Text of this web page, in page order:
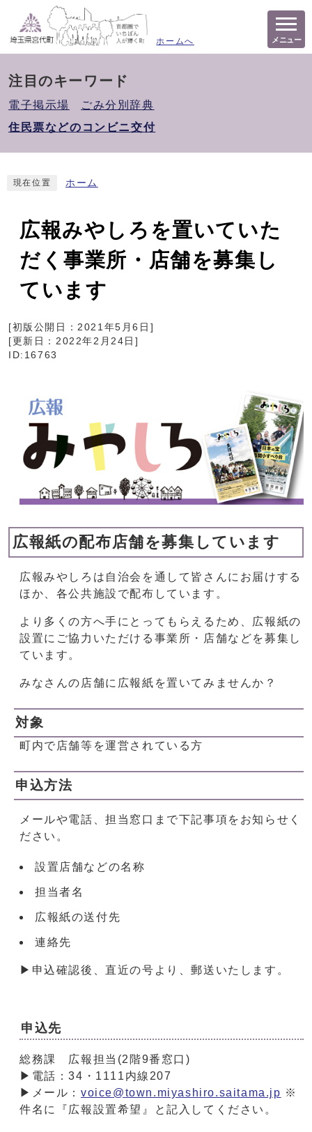
ホームへ メニュー
注目のキーワード
電子掲示場
ごみ分別辞典
住民票などのコンビニ交付
現在位置 ホーム
広報みやしろを置いていた
だく事業所・店舗を募集し
ています
[初版公開日：2021年5月6日 ]
[更新日： 2022年2月24日 ]
ID:16763
広報紙の配布店舗を募集しています
広報みやしろは自治会を通して皆さんにお届けする
ほか、各公共施設で配布しています。
より多くの方へ手にとってもらえるため、広報紙の
設置にご協力いただける事業所・店舗などを募集し
ています。
みなさんの店舗に広報紙を置いてみませんか？
対象
町内で店舗等を運営されている方
申込方法
メールや電話、担当窓口まで下記事項をお知らせく
ださい。
設置店舗などの名称
担当者名
広報紙の送付先
連絡先
▶申込確認後、直近の号より、郵送いたします。
申込先
総務課 広報担当(2階9番窓口)
▶電話：34・1111内線207
▶メール： voice@town.miyashiro.saitama.jp ※
件名に『広報設置希望』と記入してください。